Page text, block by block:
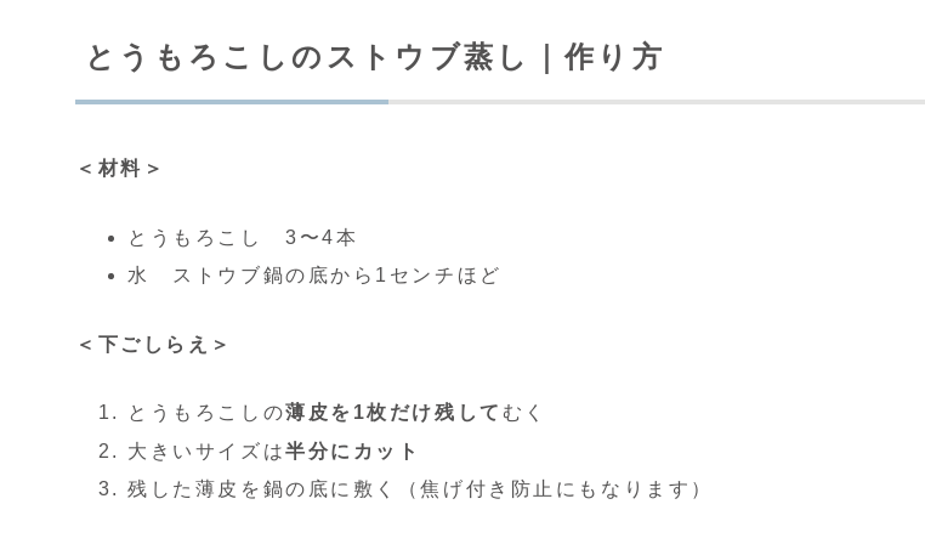
とうもろこしのストウブ蒸し｜作り方
＜材料＞
とうもろこし 3〜4本
水 ストウブ鍋の底から1センチほど
＜下ごしらえ＞
とうもろこしの薄皮を1枚だけ残して むく
大きいサイズは半分にカット
残した薄皮を鍋の底に敷く（焦げ付き防止にもなります）